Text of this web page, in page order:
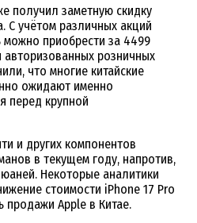
получил заметную скидку
С учётом различных акций
можно приобрести за 4499
авторизованных розничных
что многие китайские
ожидают именно
перед крупной
и других компонентов
в текущем году, напротив,
Некоторые аналитики
стоимости iPhone 17 Pro
продажи Apple в Китае.